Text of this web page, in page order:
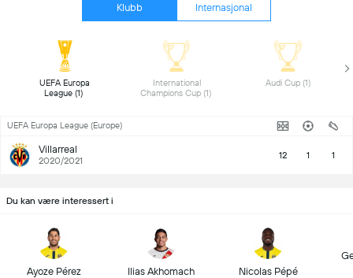
Klubb Internasjonal
UEFA Europa
International
Champions Cup (1)
UEFA Europa League (Europe)
Villarreal
2020/2021 12 1 1
Du kan være interessert i
Ayoze Pérez Ilias Akhomach Nicolas Pépé